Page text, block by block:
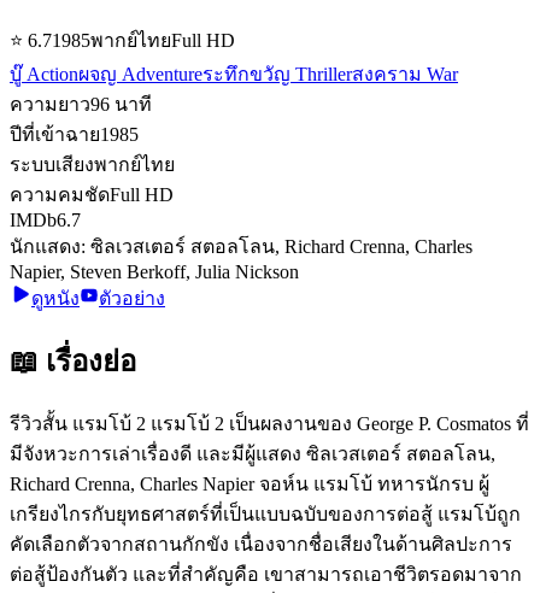
⭐ 6.71985พากย์ไทยFull HD
บู๊ Actionผจญ Adventureระทึกขวัญ Thrillerสงคราม War
ความยาว96 นาที
ปีที่เข้าฉาย1985
ระบบเสียงพากย์ไทย
ความคมชัดFull HD
IMDb6.7
นักแสดง: ซิลเวสเตอร์ สตอลโลน, Richard Crenna, Charles
Napier, Steven Berkoff, Julia Nickson
ดูหนัง
ตัวอย่าง
📖 เรื่องย่อ
รีวิวสั้น แรมโบ้ 2 แรมโบ้ 2 เป็นผลงานของ George P. Cosmatos ที่
มีจังหวะการเล่าเรื่องดี และมีผู้แสดง ซิลเวสเตอร์ สตอลโลน,
Richard Crenna, Charles Napier จอห์น แรมโบ้ ทหารนักรบ ผู้
เกรียงไกรกับยุทธศาสตร์ที่เป็นแบบฉบับของการต่อสู้ แรมโบ้ถูก
คัดเลือกตัวจากสถานกักขัง เนื่องจากชื่อเสียงในด้านศิลปะการ
ต่อสู้ป้องกันตัว และที่สำคัญคือ เขาสามารถเอาชีวิตรอดมาจาก